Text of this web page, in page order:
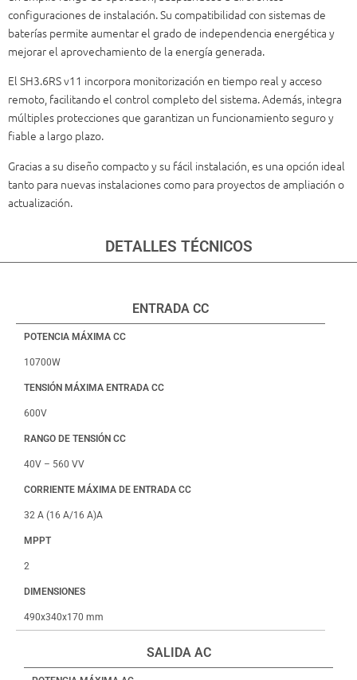
configuraciones de instalación. Su compatibilidad con sistemas de
baterías permite aumentar el grado de independencia energética y
mejorar el aprovechamiento de la energía generada.
El SH3.6RS v11 incorpora monitorización en tiempo real y acceso
remoto, facilitando el control completo del sistema. Además, integra
múltiples protecciones que garantizan un funcionamiento seguro y
fiable a largo plazo.
Gracias a su diseño compacto y su fácil instalación, es una opción ideal
tanto para nuevas instalaciones como para proyectos de ampliación o
actualización.
DETALLES TÉCNICOS
ENTRADA CC
POTENCIA MÁXIMA CC
10700W
TENSIÓN MÁXIMA ENTRADA CC
600V
RANGO DE TENSIÓN CC
40V – 560 VV
CORRIENTE MÁXIMA DE ENTRADA CC
32 A (16 A/16 A)A
MPPT
2
DIMENSIONES
490x340x170 mm
SALIDA AC